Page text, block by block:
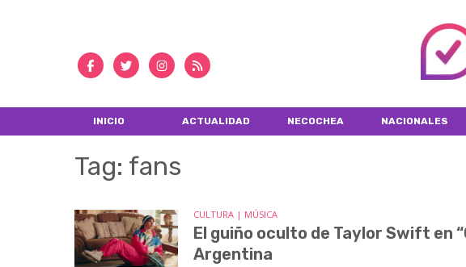
INICIO ACTUALIDAD NECOCHEA NACIONALES
Tag: fans
CULTURA | MÚSICA
El guiño oculto de Taylor Swift en
Argentina